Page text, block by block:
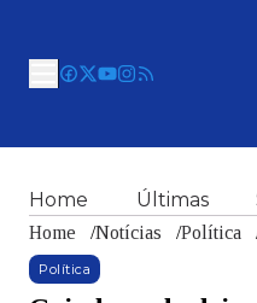
Home Últimas
Home /Notícias /Política
Política